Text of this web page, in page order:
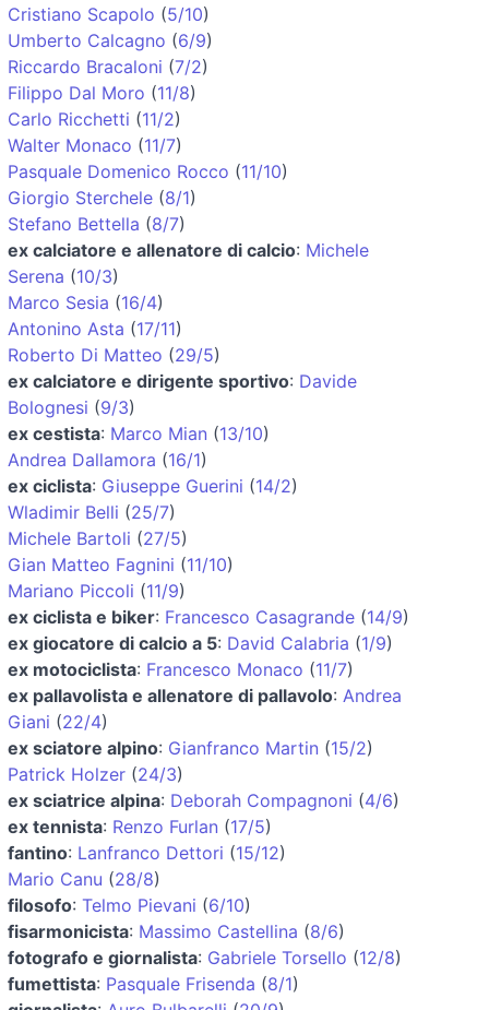
Cristiano Scapolo (5/10)
Umberto Calcagno (6/9)
Riccardo Bracaloni (7/2)
Filippo Dal Moro (11/8)
Carlo Ricchetti (11/2)
Walter Monaco (11/7)
Pasquale Domenico Rocco (11/10)
Giorgio Sterchele (8/1)
Stefano Bettella (8/7)
ex calciatore e allenatore di calcio: Michele
Serena (10/3)
Marco Sesia (16/4)
Antonino Asta (17/11)
Roberto Di Matteo (29/5)
ex calciatore e dirigente sportivo: Davide
Bolognesi (9/3)
ex cestista: Marco Mian (13/10)
Andrea Dallamora (16/1)
ex ciclista: Giuseppe Guerini (14/2)
Wladimir Belli (25/7)
Michele Bartoli (27/5)
Gian Matteo Fagnini (11/10)
Mariano Piccoli (11/9)
ex ciclista e biker: Francesco Casagrande (14/9)
ex giocatore di calcio a 5: David Calabria (1/9)
ex motociclista: Francesco Monaco (11/7)
ex pallavolista e allenatore di pallavolo: Andrea
Giani (22/4)
ex sciatore alpino: Gianfranco Martin (15/2)
Patrick Holzer (24/3)
ex sciatrice alpina: Deborah Compagnoni (4/6)
ex tennista: Renzo Furlan (17/5)
fantino: Lanfranco Dettori (15/12)
Mario Canu (28/8)
filosofo: Telmo Pievani (6/10)
fisarmonicista: Massimo Castellina (8/6)
fotografo e giornalista: Gabriele Torsello (12/8)
fumettista: Pasquale Frisenda (8/1)